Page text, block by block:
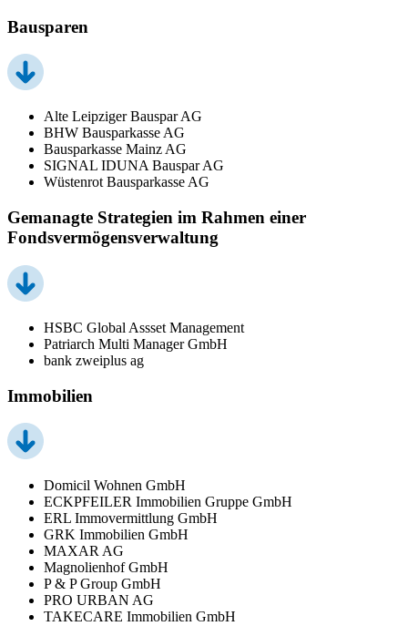
Bausparen
Alte Leipziger Bauspar AG
BHW Bausparkasse AG
Bausparkasse Mainz AG
SIGNAL IDUNA Bauspar AG
Wüstenrot Bausparkasse AG
Gemanagte Strategien im Rahmen einer
Fondsvermögensverwaltung
HSBC Global Assset Management
Patriarch Multi Manager GmbH
bank zweiplus ag
Immobilien
Domicil Wohnen GmbH
ECKPFEILER Immobilien Gruppe GmbH
ERL Immovermittlung GmbH
GRK Immobilien GmbH
MAXAR AG
Magnolienhof GmbH
P & P Group GmbH
PRO URBAN AG
TAKECARE Immobilien GmbH